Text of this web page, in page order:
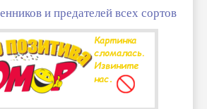
и предателей всех сортов